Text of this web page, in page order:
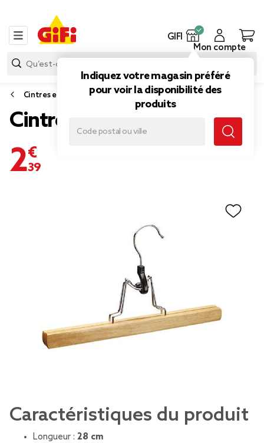
GIFI
Indiquez votre magasin préféré
pour voir la disponibilité des
produits
Mon compte
Cintres et accessoires dressing
Cintre pince en bois
2,39 €
Caractéristiques du produit
Longueur : 28 cm